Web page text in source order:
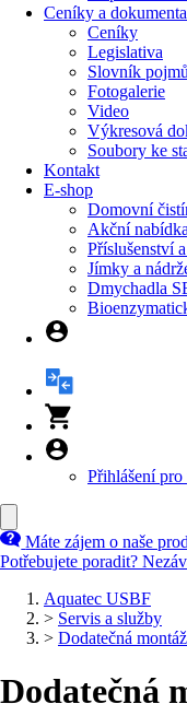
Ceníky a
Ceníky
Legislativa
Slovník pojmů
Fotogalerie
Video
Výkresová
Soubory ke
Kontakt
E-shop
Domovní
Akční nabídka
Příslušenství
Jímky a
Dmychadla
Přihlášení pro
Máte zájem o naše
Potřebujete poradit?
Aquatec USBF
> Servis a služby
> Dodatečná
Dodatečná